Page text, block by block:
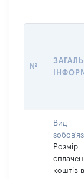
№
Вид
Розмір
коштів в